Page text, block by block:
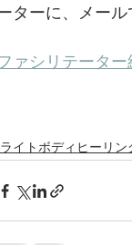
ターに、メール
ァシリテーター
ライトボディヒーリン